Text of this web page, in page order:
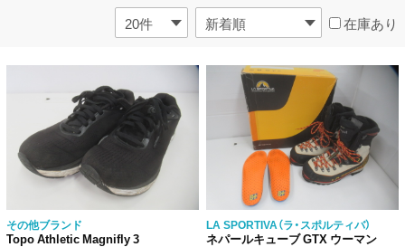
在庫あり
その他ブランド
Topo Athletic Magnifly 3
LA SPORTIVA（ラ・スポルティバ）
ネパールキューブ GTX ウーマン